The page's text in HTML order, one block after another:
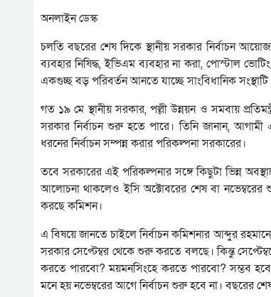
অনলাইন ডেস্ক
চলতি বছরের শেষ দিকে স্থানীয় সরকার নির্বাচন
ব্যবহার নিষিদ্ধ, ইভিএম ব্যবহার না করা, পোস্টাল
একগুচ্ছ বড় পরিবর্তন আনতে যাচ্ছে সাংবিধানিক
গত ১৯ মে স্থানীয় সরকার, পল্লী উন্নয়ন ও সমবায়
সরকার নির্বাচন শুরু হতে পারে। তিনি জানান,
ধরনের নির্বাচন সম্পন্ন করার পরিকল্পনা সরকারের।
তবে সরকারের এই পরিকল্পনার সঙ্গে কিছুটা ভিন্ন
আলোচনা থাকলেও ইসি অক্টোবরের শেষ বা নভেম্বরের
করছে কমিশন।
এ বিষয়ে জানতে চাইলে নির্বাচন কমিশনার আব্দুর
সরকার সেপ্টেম্বর থেকে শুরু করতে বলছে। কিন্তু
করতে পারবো? ময়মনসিংহে করতে পারবো? সম্ভব
মনে হয় নভেম্বরের আগে নির্বাচন শুরু হবে না। বছরের